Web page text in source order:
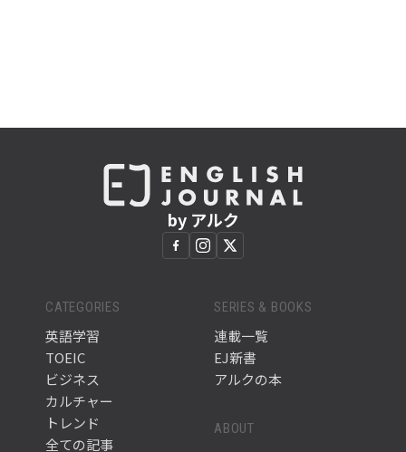
by アルク
CATEGORIES
英語学習
TOEIC
ビジネス
カルチャー
トレンド
全ての記事
SERIES & BOOKS
連載一覧
EJ新書
アルクの本
ABOUT